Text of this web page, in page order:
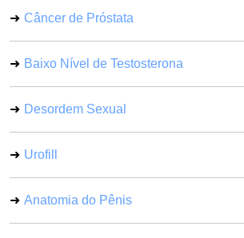
Câncer de Próstata
Baixo Nível de Testosterona
Desordem Sexual
Urofill
Anatomia do Pênis